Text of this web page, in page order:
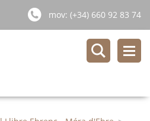
mov: (+34) 660 92 83 74